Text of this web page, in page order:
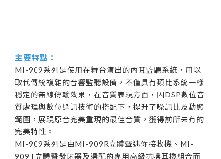
主要特點：
MI-909系列是使用在舞台演出的內耳監聽系統，用以
取代傳統複雜的音響監聽設備，不僅具有類比系統一樣
穩定的無線傳輸效果，在音質表現方面，因DSP數位音
質處理與數位選訊技術的搭配下，提升了噪訊比及動態
範圍，展現原音完美重現的最佳音質，獲得前所未有的
完美特性。
MI-909系列是由MI-909R立體聲迷你接收機、MI-
909T立體聲發射器及選配的專用高級抗噪耳機組合而